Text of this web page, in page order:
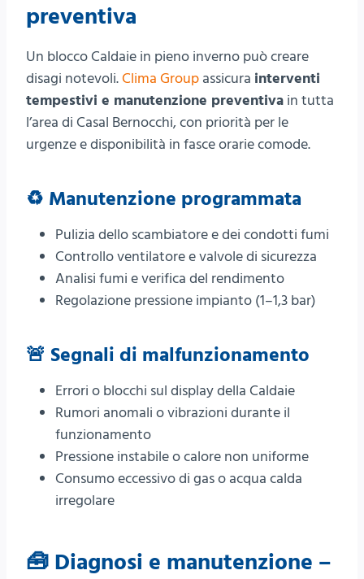
preventiva
Un blocco Caldaie in pieno inverno può creare
disagi notevoli.Clima Group assicura interventi
tempestivi e manutenzione preventiva in tutta
l’area di Casal Bernocchi, con priorità per le
urgenze e disponibilità in fasce orarie comode.
♻️ Manutenzione programmata
Pulizia dello scambiatore e dei condotti fumi
Controllo ventilatore e valvole di sicurezza
Analisi fumi e verifica del rendimento
Regolazione pressione impianto (1–1,3 bar)
🚨 Segnali di malfunzionamento
Errori o blocchi sul display della Caldaie
Rumori anomali o vibrazioni durante il
funzionamento
Pressione instabile o calore non uniforme
Consumo eccessivo di gas o acqua calda
irregolare
🧰 Diagnosi e manutenzione –